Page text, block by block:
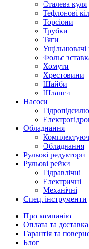
Сталева куля
Тефлонові
Торсіони
Трубки
Тяги
Ущільнювачі
Фольє
Хомути
Хрестовини
Шайби
Шланги
Насоси
Обладнання
Обладнання
Рульові редуктори
Рульові рейки
Гідравлічні
Електричні
Механічні
Спец. інструменти
Про компанію
Оплата та доставка
Гарантія та
Блог